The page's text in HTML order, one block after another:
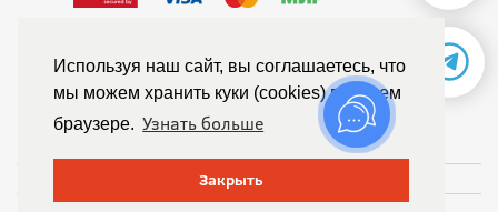
Используя наш сайт, вы соглашаетесь, что
мы можем хранить куки (cookies) в вашем
браузере. Узнать больше
Закрыть
Полиуретановая долина.
© Химтраст,
Политика конфиденциальности
Положение об обработке персональных данных
Публичная оферта